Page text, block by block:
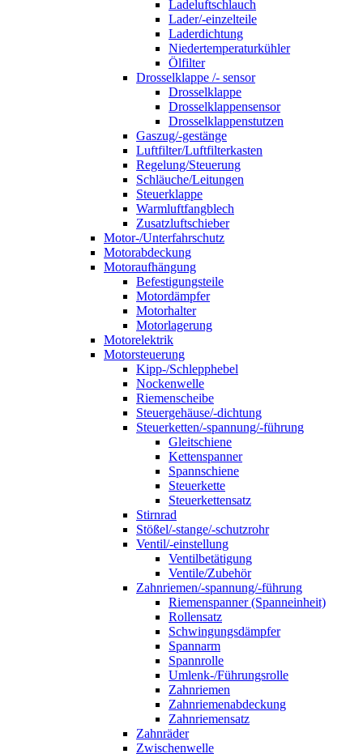
Ladeluftschlauch
Lader/-einzelteile
Laderdichtung
Niedertemperaturkühler
Ölfilter
Drosselklappe /- sensor
Drosselklappe
Drosselklappensensor
Drosselklappenstutzen
Gaszug/-gestänge
Luftfilter/Luftfilterkasten
Regelung/Steuerung
Schläuche/Leitungen
Steuerklappe
Warmluftfangblech
Zusatzluftschieber
Motor-/Unterfahrschutz
Motorabdeckung
Motoraufhängung
Befestigungsteile
Motordämpfer
Motorhalter
Motorlagerung
Motorelektrik
Motorsteuerung
Kipp-/Schlepphebel
Nockenwelle
Riemenscheibe
Steuergehäuse/-dichtung
Steuerketten/-spannung/-führung
Gleitschiene
Kettenspanner
Spannschiene
Steuerkette
Steuerkettensatz
Stirnrad
Stößel/-stange/-schutzrohr
Ventil/-einstellung
Ventilbetätigung
Ventile/Zubehör
Zahnriemen/-spannung/-führung
Riemenspanner (Spanneinheit)
Rollensatz
Schwingungsdämpfer
Spannarm
Spannrolle
Umlenk-/Führungsrolle
Zahnriemen
Zahnriemenabdeckung
Zahnriemensatz
Zahnräder
Zwischenwelle